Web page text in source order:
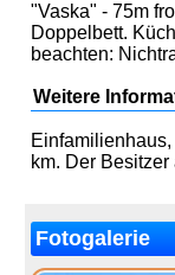
"Vaska" - 75m
Doppelbett.
beachten:
Weitere
km. Der
Fotogalerie